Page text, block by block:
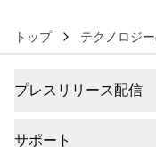
トップ テクノロジ
プレスリリース配信
サポート